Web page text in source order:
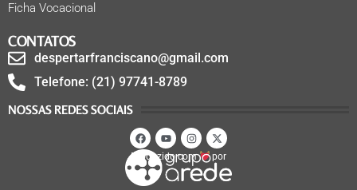
Ficha Vocacional
CONTATOS
despertarfranciscano@gmail.com
Telefone: (21) 97741-8789
NOSSAS REDES SOCIAIS
Produzido com por